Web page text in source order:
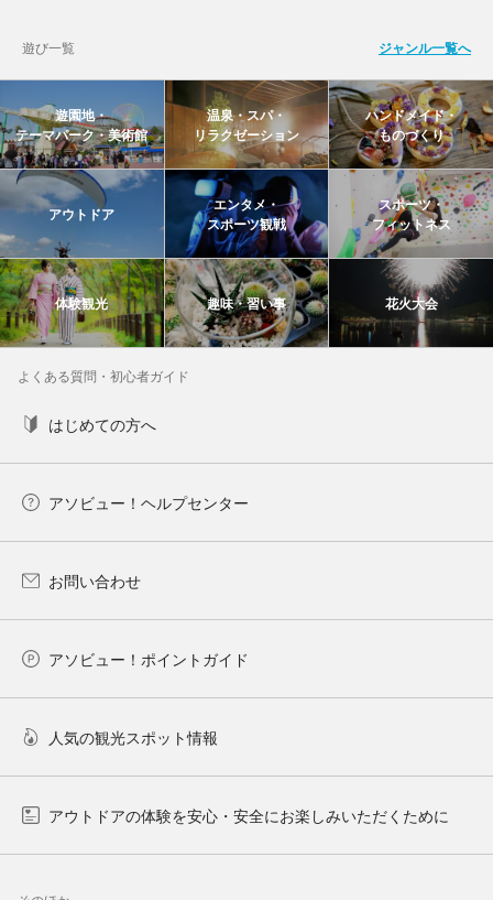
遊び一覧 ジャンル一覧へ
遊園地・
テーマパーク・美術館
温泉・スパ・
リラクゼーション
ハンドメイド・
ものづくり
アウトドア
エンタメ・
スポーツ観戦
スポーツ・
フィットネス
体験観光 趣味・習い事 花火大会
よくある質問・初心者ガイド
はじめての方へ
アソビュー！ヘルプセンター
お問い合わせ
アソビュー！ポイントガイド
人気の観光スポット情報
アウトドアの体験を安心・安全にお楽しみいただくために